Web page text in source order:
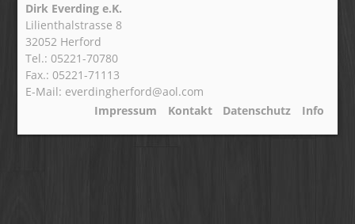
Dirk Everding e.K.
Lilienthalstrasse 8
32052 Herford
Tel.: 05221-70780
Fax.: 05221-71113
E-Mail: everdingherford@aol.com
Impressum
Kontakt Datenschutz Info